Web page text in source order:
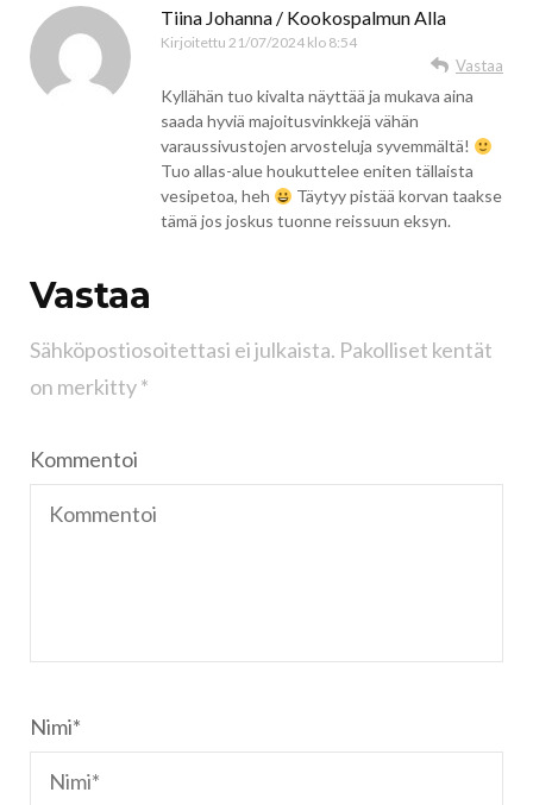
Tiina Johanna / Kookospalmun Alla
Kirjoitettu 21/07/2024 klo 8:54
Vastaa
Kyllähän tuo kivalta näyttää ja mukava aina
saada hyviä majoitusvinkkejä vähän
varaussivustojen arvosteluja syvemmältä!
Tuo allas-alue houkuttelee eniten tällaista
vesipetoa, heh
Täytyy pistää korvan taakse
tämä jos joskus tuonne reissuun eksyn.
Vastaa
Sähköpostiosoitettasi ei julkaista. Pakolliset kentät
on merkitty*
Kommentoi
Nimi*